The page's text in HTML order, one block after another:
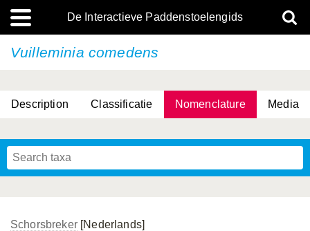
De Interactieve Paddenstoelengids
Vuilleminia comedens
Description Classificatie Nomenclature Media
Schorsbreker[Nederlands]